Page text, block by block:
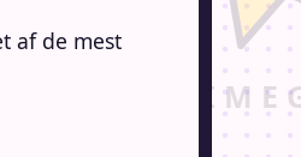
af de mest